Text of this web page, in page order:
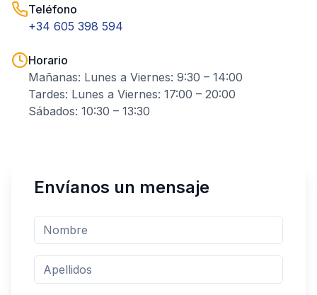
Teléfono
+34 605 398 594
Horario
Mañanas: Lunes a Viernes: 9:30 – 14:00
Tardes: Lunes a Viernes: 17:00 – 20:00
Sábados: 10:30 – 13:30
Envíanos un mensaje